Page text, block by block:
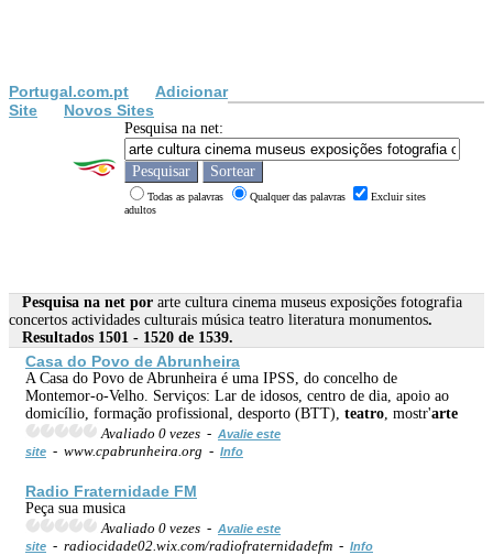
Portugal.com.pt
Adicionar
Site
Novos Sites
Pesquisa na net:
Todas as palavras Qualquer das palavras
Excluir sites
adultos
Pesquisa na net por arte cultura cinema museus exposições fotografia
concertos actividades culturais música teatro literatura monumentos.
Resultados 1501 - 1520 de 1539.
Casa do Povo de Abrunheira
A Casa do Povo de Abrunheira é uma IPSS, do concelho de
Montemor-o-Velho. Serviços: Lar de idosos, centro de dia, apoio ao
domicílio, formação profissional, desporto (BTT), teatro , mostr'arte
Avaliado 0 vezes - Avalie este
site - www.cpabrunheira.org - Info
Radio Fraternidade FM
Peça sua musica
Avaliado 0 vezes - Avalie este
site - radiocidade02.wix.com/radiofraternidadefm - Info